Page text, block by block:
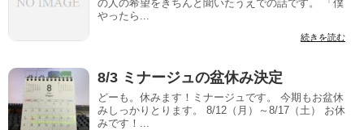
の人の希望をきちんと聞いたうえでの話です。 「僕
やったら...
続きを読む
8/3 ミナージュの盆休み決定
どーも。休みます！ミナージュです。 今期もお盆休
みしっかりとります。 8/12（月）～8/17（土） お休
みです！...